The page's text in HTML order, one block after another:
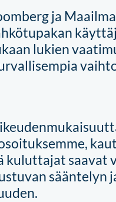
ja
lukien
kuluttajat saavat
sääntelyn